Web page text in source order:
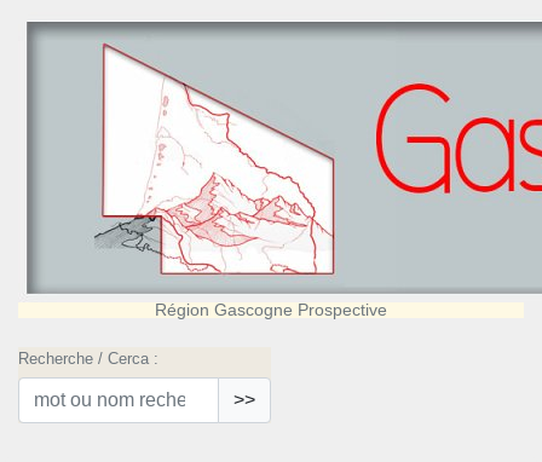
Région Gascogne Prospective
Recherche / Cerca :
>>